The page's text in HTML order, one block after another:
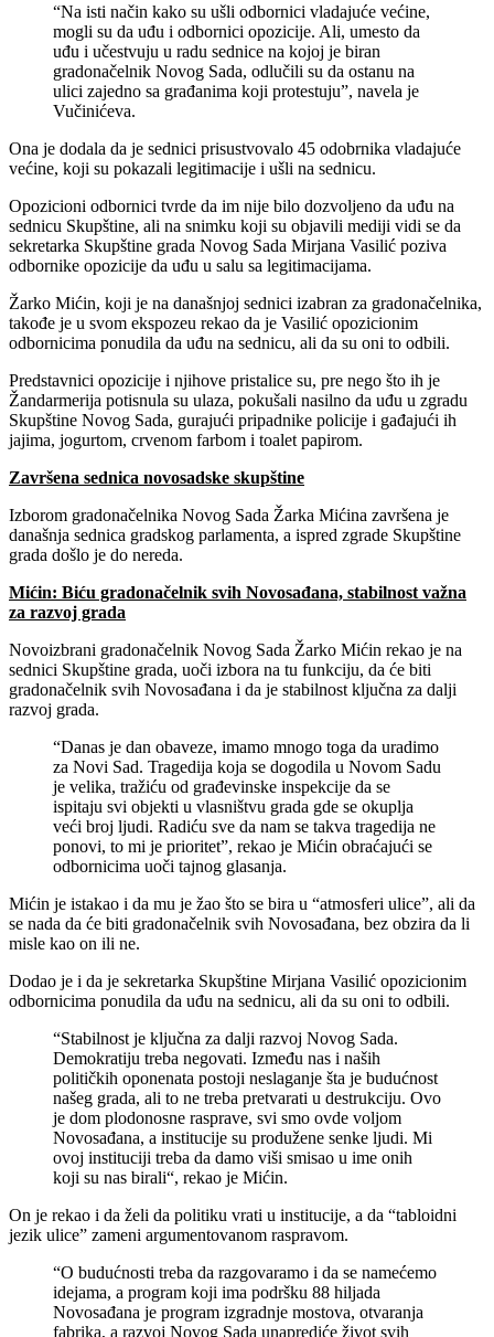
“Na isti način kako su ušli odbornici vladajuće većine,
mogli su da uđu i odbornici opozicije. Ali, umesto da
uđu i učestvuju u radu sednice na kojoj je biran
gradonačelnik Novog Sada, odlučili su da ostanu na
ulici zajedno sa građanima koji protestuju”, navela je
Vučinićeva.
Ona je dodala da je sednici prisustvovalo 45 odobrnika vladajuće
većine, koji su pokazali legitimacije i ušli na sednicu.
Opozicioni odbornici tvrde da im nije bilo dozvoljeno da uđu na
sednicu Skupštine, ali na snimku koji su objavili mediji vidi se da
sekretarka Skupštine grada Novog Sada Mirjana Vasilić poziva
odbornike opozicije da uđu u salu sa legitimacijama.
Žarko Mićin, koji je na današnjoj sednici izabran za gradonačelnika,
takođe je u svom ekspozeu rekao da je Vasilić opozicionim
odbornicima ponudila da uđu na sednicu, ali da su oni to odbili.
Predstavnici opozicije i njihove pristalice su, pre nego što ih je
Žandarmerija potisnula su ulaza, pokušali nasilno da uđu u zgradu
Skupštine Novog Sada, gurajući pripadnike policije i gađajući ih
jajima, jogurtom, crvenom farbom i toalet papirom.
Završena sednica novosadske skupštine
Izborom gradonačelnika Novog Sada Žarka Mićina završena je
današnja sednica gradskog parlamenta, a ispred zgrade Skupštine
grada došlo je do nereda.
Mićin: Biću gradonačelnik svih Novosađana, stabilnost važna
za razvoj grada
Novoizbrani gradonačelnik Novog Sada Žarko Mićin rekao je na
sednici Skupštine grada, uoči izbora na tu funkciju, da će biti
gradonačelnik svih Novosađana i da je stabilnost ključna za dalji
razvoj grada.
“Danas je dan obaveze, imamo mnogo toga da uradimo
za Novi Sad. Tragedija koja se dogodila u Novom Sadu
je velika, tražiću od građevinske inspekcije da se
ispitaju svi objekti u vlasništvu grada gde se okuplja
veći broj ljudi. Radiću sve da nam se takva tragedija ne
ponovi, to mi je prioritet”, rekao je Mićin obraćajući se
odbornicima uoči tajnog glasanja.
Mićin je istakao i da mu je žao što se bira u “atmosferi ulice”, ali da
se nada da će biti gradonačelnik svih Novosađana, bez obzira da li
misle kao on ili ne.
Dodao je i da je sekretarka Skupštine Mirjana Vasilić opozicionim
odbornicima ponudila da uđu na sednicu, ali da su oni to odbili.
“Stabilnost je ključna za dalji razvoj Novog Sada.
Demokratiju treba negovati. Između nas i naših
političkih oponenata postoji neslaganje šta je budućnost
našeg grada, ali to ne treba pretvarati u destrukciju. Ovo
je dom plodonosne rasprave, svi smo ovde voljom
Novosađana, a institucije su produžene senke ljudi. Mi
ovoj instituciji treba da damo viši smisao u ime onih
koji su nas birali“, rekao je Mićin.
On je rekao i da želi da politiku vrati u institucije, a da “tabloidni
jezik ulice” zameni argumentovanom raspravom.
“O budućnosti treba da razgovaramo i da se namećemo
idejama, a program koji ima podršku 88 hiljada
Novosađana je program izgradnje mostova, otvaranja
fabrika, a razvoj Novog Sada unaprediće život svih